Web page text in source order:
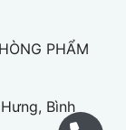
PHẨM
Bình